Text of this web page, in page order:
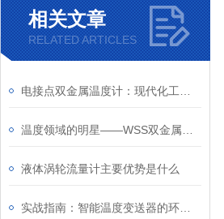
相关文章
RELATED ARTICLES
液体涡轮流量计主要优势是什么